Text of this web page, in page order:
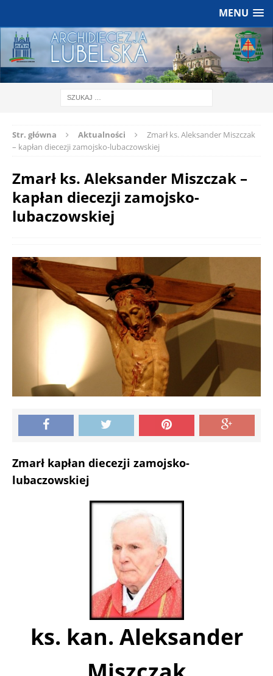
MENU
Str. główna Aktualności
Zmarł ks. Aleksander Miszczak
– kapłan diecezji zamojsko-lubaczowskiej
Zmarł ks. Aleksander Miszczak –
kapłan diecezji zamojsko-
lubaczowskiej
Zmarł kapłan diecezji zamojsko-
lubaczowskiej
ks. kan. Aleksander